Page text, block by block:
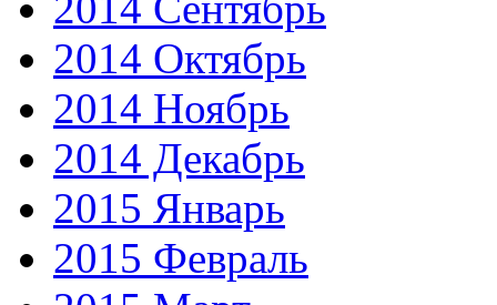
2014 Октябрь
2014 Ноябрь
2014 Декабрь
2015 Январь
2015 Февраль